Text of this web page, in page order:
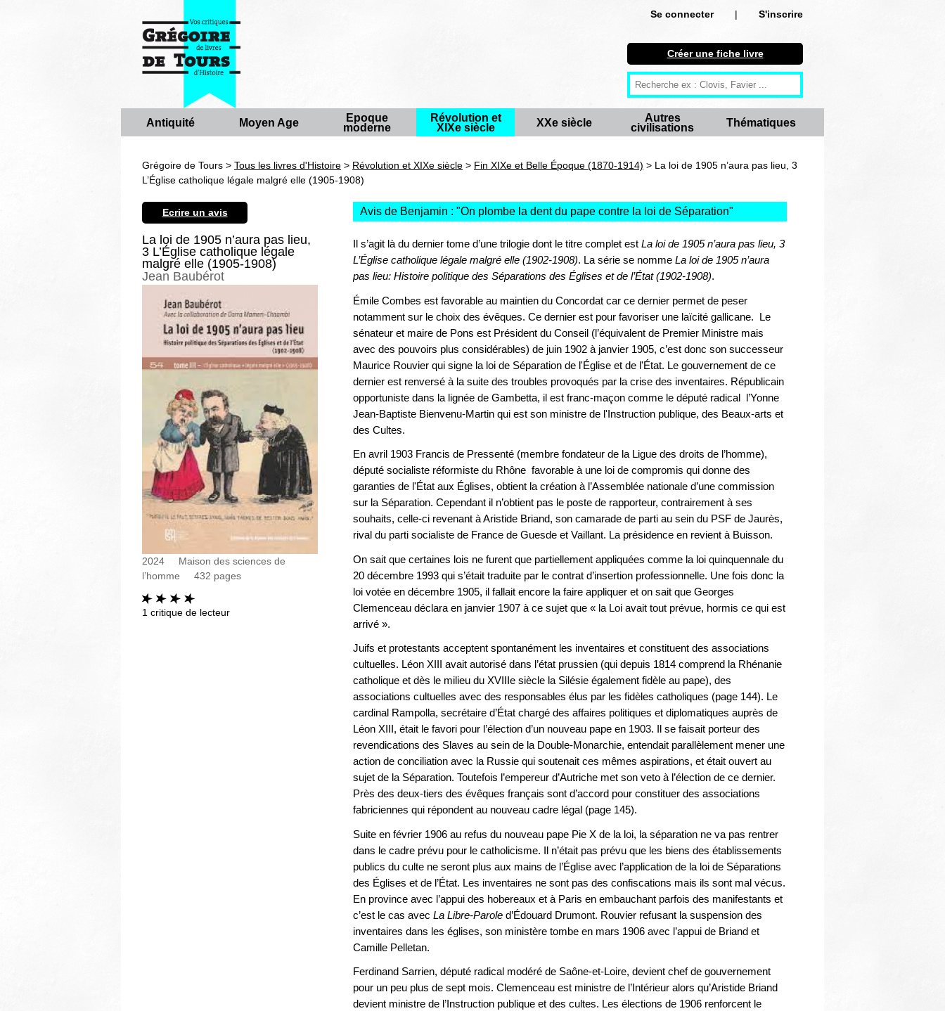
Se connecter |
S'inscrire
S'inscrire
Créer une fiche livre
Antiquité
Moyen Age
Révolution et XIXe siècle
Autres civilisations
Thématiques
Créer une fiche livre
Antiquité Moyen Age
Epoque
moderne
Révolution et
XIXe siècle
XXe siècle
Autres
civilisations
Thématiques
Grégoire de Tours > Tous les livres d'Histoire > Révolution et XIXe siècle > Fin XIXe et Belle Époque (1870-1914) > La loi de 1905 n’aura pas lieu, 3
L’Église catholique légale malgré elle (1905-1908)
Ecrire un avis
La loi de 1905 n’aura pas lieu,
3 L’Église catholique légale
malgré elle (1905-1908)
Jean Baubérot
2024
Maison des sciences de
l’homme
432 pages
1 critique de lecteur
Avis de Benjamin : "On plombe la dent du pape contre la loi de Séparation"
Il s’agit là du dernier tome d’une trilogie dont le titre complet est La loi de 1905 n’aura pas lieu, 3
L’Église catholique légale malgré elle (1902-1908). La série se nomme La loi de 1905 n’aura
pas lieu: Histoire politique des Séparations des Églises et de l’État (1902-1908).
Émile Combes est favorable au maintien du Concordat car ce dernier permet de peser
notamment sur le choix des évêques. Ce dernier est pour favoriser une laïcité gallicane. Le
sénateur et maire de Pons est Président du Conseil (l’équivalent de Premier Ministre mais
avec des pouvoirs plus considérables) de juin 1902 à janvier 1905, c’est donc son successeur
Maurice Rouvier qui signe la loi de Séparation de l'Église et de l'État. Le gouvernement de ce
dernier est renversé à la suite des troubles provoqués par la crise des inventaires. Républicain
opportuniste dans la lignée de Gambetta, il est franc-maçon comme le député radical l’Yonne
Jean-Baptiste Bienvenu-Martin qui est son ministre de l'Instruction publique, des Beaux-arts et
des Cultes.
En avril 1903 Francis de Pressenté (membre fondateur de la Ligue des droits de l’homme),
député socialiste réformiste du Rhône favorable à une loi de compromis qui donne des
garanties de l'État aux Églises, obtient la création à l’Assemblée nationale d’une commission
sur la Séparation. Cependant il n’obtient pas le poste de rapporteur, contrairement à ses
souhaits, celle-ci revenant à Aristide Briand, son camarade de parti au sein du PSF de Jaurès,
rival du parti socialiste de France de Guesde et Vaillant. La présidence en revient à Buisson.
On sait que certaines lois ne furent que partiellement appliquées comme la loi quinquennale du
20 décembre 1993 qui s’était traduite par le contrat d’insertion professionnelle. Une fois donc la
loi votée en décembre 1905, il fallait encore la faire appliquer et on sait que Georges
Clemenceau déclara en janvier 1907 à ce sujet que « la Loi avait tout prévue, hormis ce qui est
arrivé ».
Juifs et protestants acceptent spontanément les inventaires et constituent des associations
cultuelles. Léon XIII avait autorisé dans l’état prussien (qui depuis 1814 comprend la Rhénanie
catholique et dès le milieu du XVIIIe siècle la Silésie également fidèle au pape), des
associations cultuelles avec des responsables élus par les fidèles catholiques (page 144). Le
cardinal Rampolla, secrétaire d’État chargé des affaires politiques et diplomatiques auprès de
Léon XIII, était le favori pour l’élection d’un nouveau pape en 1903. Il se faisait porteur des
revendications des Slaves au sein de la Double-Monarchie, entendait parallèlement mener une
action de conciliation avec la Russie qui soutenait ces mêmes aspirations, et était ouvert au
sujet de la Séparation. Toutefois l’empereur d’Autriche met son veto à l’élection de ce dernier.
Près des deux-tiers des évêques français sont d’accord pour constituer des associations
fabriciennes qui répondent au nouveau cadre légal (page 145).
Suite en février 1906 au refus du nouveau pape Pie X de la loi, la séparation ne va pas rentrer
dans le cadre prévu pour le catholicisme. Il n’était pas prévu que les biens des établissements
publics du culte ne seront plus aux mains de l’Église avec l’application de la loi de Séparations
des Églises et de l’État. Les inventaires ne sont pas des confiscations mais ils sont mal vécus.
En province avec l’appui des hobereaux et à Paris en embauchant parfois des manifestants et
c’est le cas avec La Libre-Parole d’Édouard Drumont. Rouvier refusant la suspension des
inventaires dans les églises, son ministère tombe en mars 1906 avec l’appui de Briand et
Camille Pelletan.
Ferdinand Sarrien, député radical modéré de Saône-et-Loire, devient chef de gouvernement
pour un peu plus de sept mois. Clemenceau est ministre de l’Intérieur alors qu’Aristide Briand
devient ministre de l’Instruction publique et des cultes. Les élections de 1906 renforcent le